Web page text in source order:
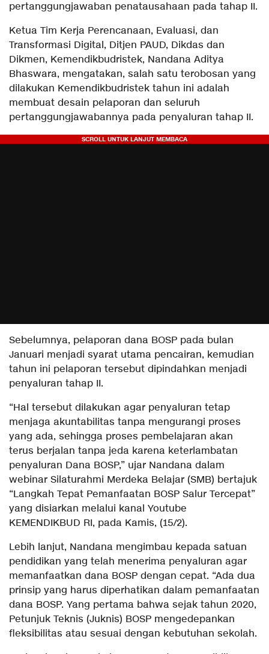
pertanggungjawaban penatausahaan pada tahap II.
Ketua Tim Kerja Perencanaan, Evaluasi, dan
Transformasi Digital, Ditjen PAUD, Dikdas dan
Dikmen, Kemendikbudristek, Nandana Aditya
Bhaswara, mengatakan, salah satu terobosan yang
dilakukan Kemendikbudristek tahun ini adalah
membuat desain pelaporan dan seluruh
pertanggungjawabannya pada penyaluran tahap II.
Sebelumnya, pelaporan dana BOSP pada bulan
Januari menjadi syarat utama pencairan, kemudian
tahun ini pelaporan tersebut dipindahkan menjadi
penyaluran tahap II.
“Hal tersebut dilakukan agar penyaluran tetap
menjaga akuntabilitas tanpa mengurangi proses
yang ada, sehingga proses pembelajaran akan
terus berjalan tanpa jeda karena keterlambatan
penyaluran Dana BOSP,” ujar Nandana dalam
webinar Silaturahmi Merdeka Belajar (SMB) bertajuk
“Langkah Tepat Pemanfaatan BOSP Salur Tercepat”
yang disiarkan melalui kanal Youtube
KEMENDIKBUD RI, pada Kamis, (15/2).
Lebih lanjut, Nandana mengimbau kepada satuan
pendidikan yang telah menerima penyaluran agar
memanfaatkan dana BOSP dengan cepat. “Ada dua
prinsip yang harus diperhatikan dalam pemanfaatan
dana BOSP. Yang pertama bahwa sejak tahun 2020,
Petunjuk Teknis (Juknis) BOSP mengedepankan
fleksibilitas atau sesuai dengan kebutuhan sekolah.